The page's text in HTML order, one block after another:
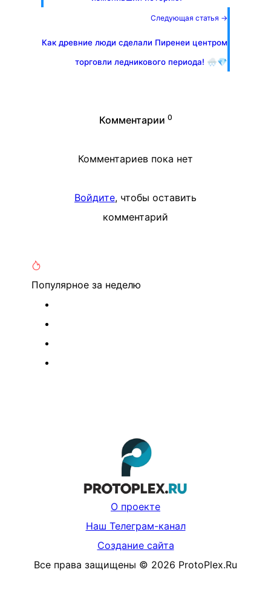
Следующая статья →
Как древние люди сделали Пиренеи центром
торговли ледникового периода! 🌨️💎
Комментарии 0
Комментариев пока нет
Войдите, чтобы оставить
комментарий
Популярное за неделю
О проекте
Наш Телеграм-канал
Создание сайта
Все права защищены © 2026 ProtoPlex.Ru